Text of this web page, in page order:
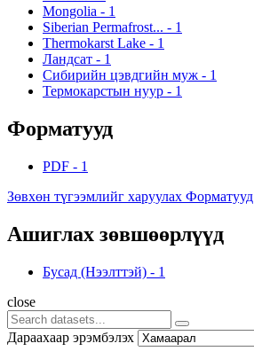
Mongolia - 1
Siberian Permafrost... - 1
Thermokarst Lake - 1
Ландсат - 1
Сибирийн цэвдгийн муж - 1
Термокарстын нуур - 1
Форматууд
PDF - 1
Зөвхөн түгээмлийг харуулах Форматууд
Ашиглах зөвшөөрлүүд
Бусад (Нээлттэй) - 1
close
Дараахаар эрэмбэлэх